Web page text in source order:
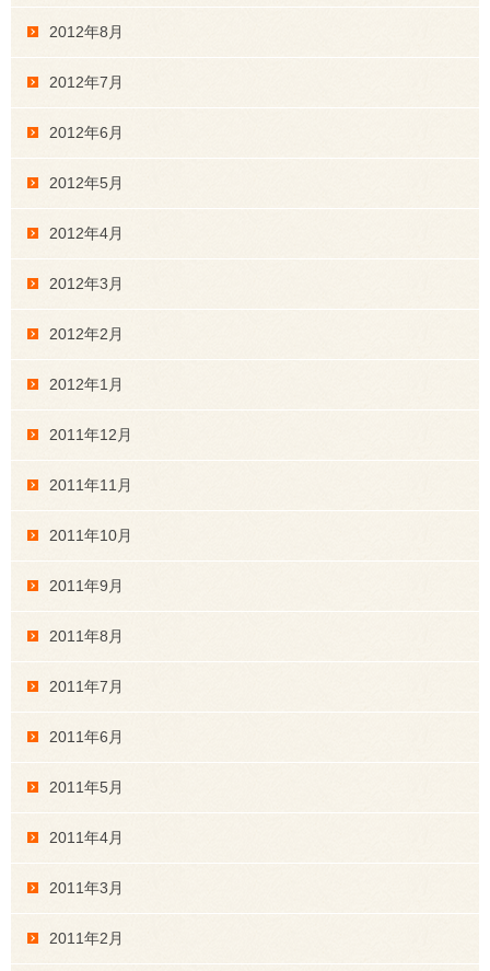
2012年8月
2012年7月
2012年6月
2012年5月
2012年4月
2012年3月
2012年2月
2012年1月
2011年12月
2011年11月
2011年10月
2011年9月
2011年8月
2011年7月
2011年6月
2011年5月
2011年4月
2011年3月
2011年2月